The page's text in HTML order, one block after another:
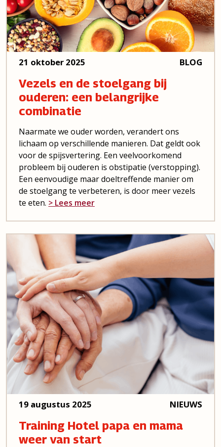
21 oktober 2025 BLOG
Vezels en de stoelgang bij
ouderen: een belangrijke
combinatie
Naarmate we ouder worden, verandert ons
lichaam op verschillende manieren. Dat geldt ook
voor de spijsvertering. Een veelvoorkomend
probleem bij ouderen is obstipatie (verstopping).
Een eenvoudige maar doeltreffende manier om
de stoelgang te verbeteren, is door meer vezels
te eten. > Lees meer
19 augustus 2025 NIEUWS
Training Hotel papa en mama
weer van start